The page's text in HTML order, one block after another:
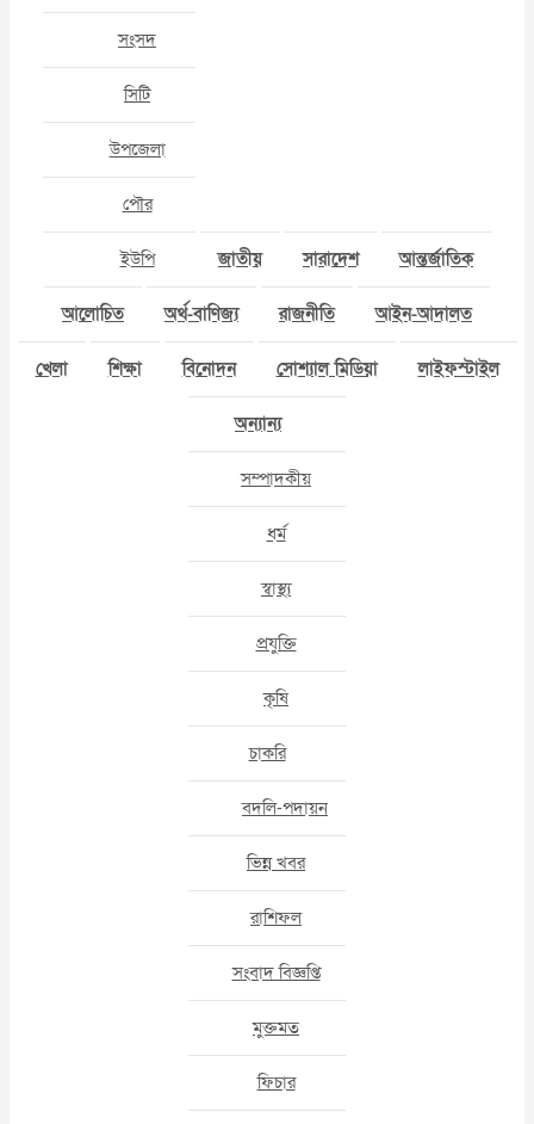
সংসদ
সিটি
উপজেলা
পৌর
ইউপি জাতীয় সারাদেশ আন্তর্জাতিক
আলোচিত অর্থ-বাণিজ্য রাজনীতি আইন-আদালত
খেলা শিক্ষা বিনোদন সোশ্যাল মিডিয়া লাইফস্টাইল
অন্যান্য
সম্পাদকীয়
ধর্ম
স্বাস্থ্য
প্রযুক্তি
কৃষি
চাকরি
বদলি-পদায়ন
ভিন্ন খবর
রাশিফল
সংবাদ বিজ্ঞপ্তি
মুক্তমত
ফিচার